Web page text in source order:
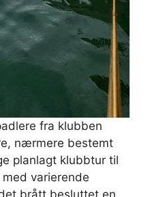
fra klubben
nærmere bestemt
planlagt klubbtur til
varierende
brått besluttet en